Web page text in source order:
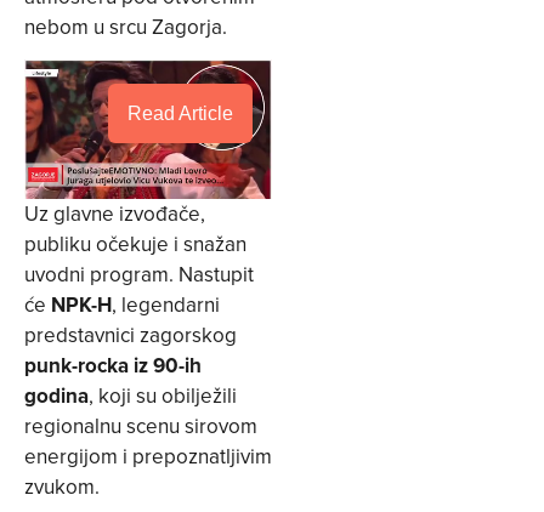
nebom u srcu Zagorja.
Read Article
Uz glavne izvođače,
publiku očekuje i snažan
uvodni program. Nastupit
će NPK-H, legendarni
predstavnici zagorskog
punk-rocka iz 90-ih
godina, koji su obilježili
regionalnu scenu sirovom
energijom i prepoznatljivim
zvukom.